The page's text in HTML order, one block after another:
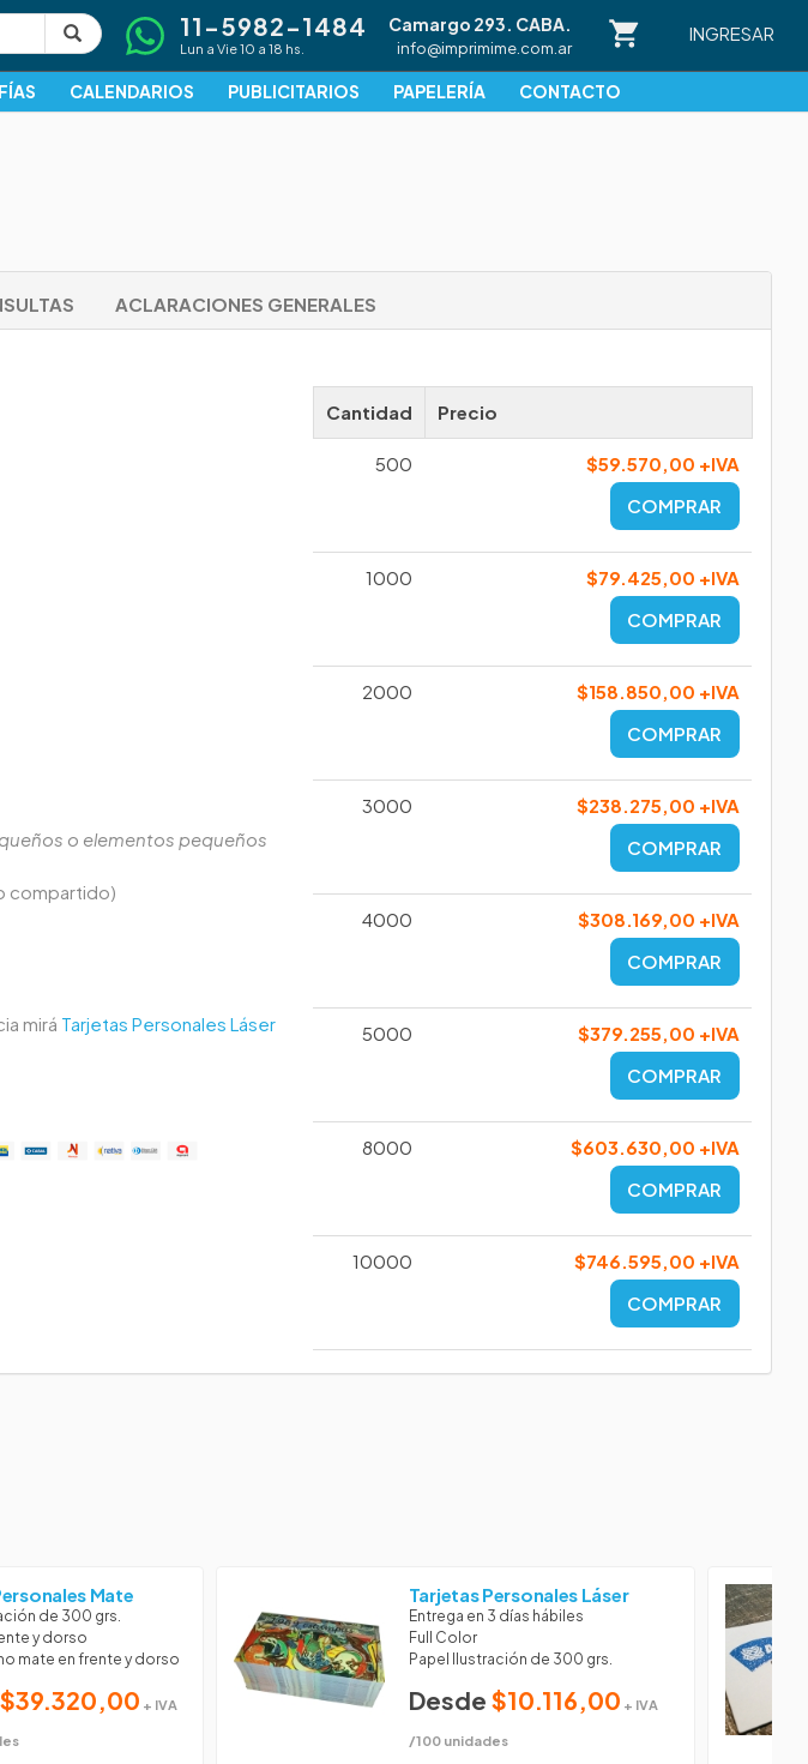
11-5982-1484
Lun a Vie 10 a 18 hs.
Camargo 293. CABA.
info@imprimime.com.ar
INGRESAR
CALENDARIOS PUBLICITARIOS PAPELERÍA CONTACTO
ACLARACIONES GENERALES
o elementos pequeños
compartido)
mirá Tarjetas Personales Láser
Cantidad Precio
500
$59.570,00 +IVA
COMPRAR
1000
$79.425,00 +IVA
COMPRAR
2000
$158.850,00 +IVA
COMPRAR
3000
$238.275,00 +IVA
COMPRAR
4000
$308.169,00 +IVA
COMPRAR
5000
$379.255,00 +IVA
COMPRAR
8000
$603.630,00 +IVA
COMPRAR
10000
$746.595,00 +IVA
COMPRAR
Mate
de 300 grs.
y dorso
mate en frente y dorso
$39.320,00 + IVA
Tarjetas Personales Láser
Entrega en 3 días hábiles
Full Color
Papel Ilustración de 300 grs.
Desde $10.116,00 + IVA
/100 unidades